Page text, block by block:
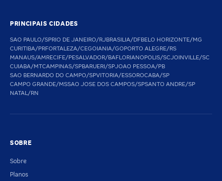
PRINCIPAIS CIDADES
SAO PAULO/SPRIO DE JANEIRO/RJBRASILIA/DFBELO HORIZONTE/MG
CURITIBA/PRFORTALEZA/CEGOIANIA/GOPORTO ALEGRE/RS
MANAUS/AMRECIFE/PESALVADOR/BAFLORIANOPOLIS/SCJOINVILLE/SC
CUIABA/MTCAMPINAS/SPBARUERI/SPJOAO PESSOA/PB
SAO BERNARDO DO CAMPO/SPVITORIA/ESSOROCABA/SP
CAMPO GRANDE/MSSAO JOSE DOS CAMPOS/SPSANTO ANDRE/SP
NATAL/RN
SOBRE
Sobre
Planos